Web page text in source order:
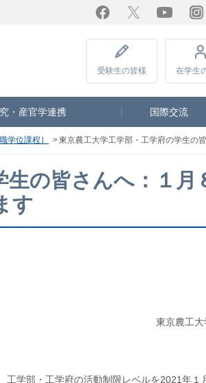
Facebook Twitter
受験生の皆様 在学生
・産官学連携 国際交流
学位課程］ 東京農工大学工学部・工学府の学生の
の皆さんへ：１月
す
東京農工
学部・工学府の活動制限レベルを2021年１